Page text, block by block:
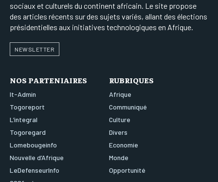
sociaux et culturels du continent africain. Le site propose
des articles récents sur des sujets variés, allant des élections
présidentielles aux initiatives technologiques en Afrique.
NEWSLETTER
NOS PARTENIAIRES
It-Admin
Togoreport
L’integral
Togoregard
Lomebougeinfo
Nouvelle d’Afrique
LeDefenseurInfo
RUBRIQUES
Afrique
Communiqué
Culture
Divers
Economie
Monde
Opportunité